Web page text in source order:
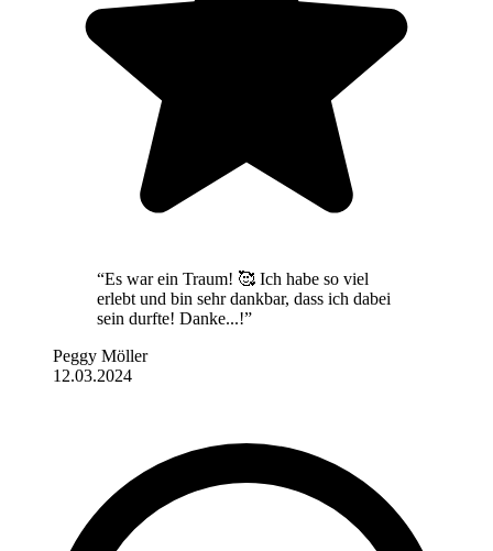
“Es war ein Traum! 🥰 Ich habe so viel
erlebt und bin sehr dankbar, dass ich dabei
sein durfte! Danke...!”
Peggy Möller
12.03.2024